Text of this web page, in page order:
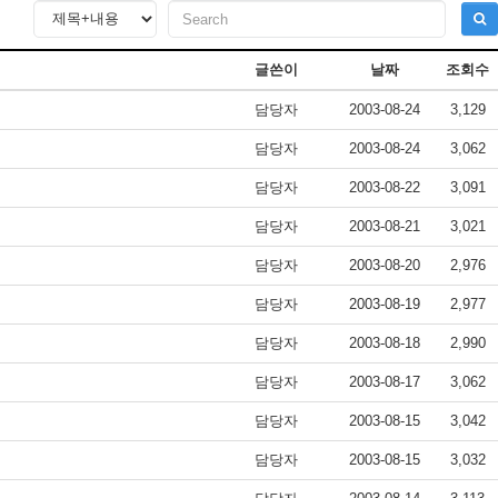
글쓴이 날짜 조회수
담당자 2003-08-24 3,129
담당자 2003-08-24 3,062
담당자 2003-08-22 3,091
담당자 2003-08-21 3,021
담당자 2003-08-20 2,976
담당자 2003-08-19 2,977
담당자 2003-08-18 2,990
담당자 2003-08-17 3,062
담당자 2003-08-15 3,042
담당자 2003-08-15 3,032